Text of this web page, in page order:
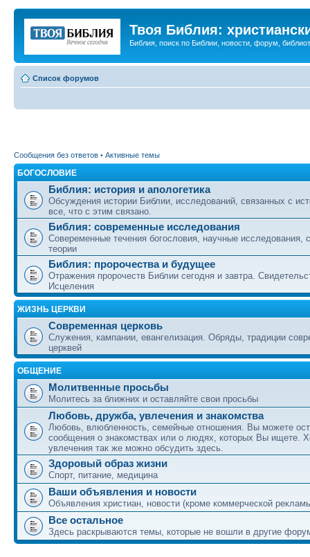
Твоя Библия:
Библия, поиск по Библии, новости, форум,
Список форумов
Сообщения без ответов • Активные темы
БОГОСЛОВИЕ
Библия: история и апологетика
Обсуждения истории Библии, исследований, связанных с
все, что с этим связано.
Библия: современные исследования
Совеременные течения богословия, научные исследования,
теории
Библия: пророчества и будущее
Отражения пророчеств Библии сегодня и завтра.
Исцеления
ЖИЗНЬ ЦЕРКВИ
Современная церковь
Служения, кампании, евангелизация. Обряды, традиции
церквей
ОБЩЕНИЕ
Молитвенные просьбы
Молитесь за ближних и оставляйте свои просьбы
Любовь, дружба, увлечения и знакомства
Любовь, влюбленность, семейные отношения. Вы можете
сообщения о знакомствах или о людях, которых Вы ищете.
увлечения так же можно обсудить здесь.
Здоровый образ жизни
Спорт, питание, медицина
Ваши объявления и новости
Объявления христиан, новости (кроме коммерческой
Все остальное
Здесь раскрываются темы, которые не вошли в другие